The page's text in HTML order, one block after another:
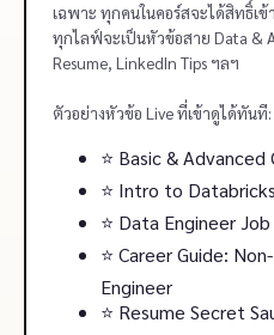
เฉพาะ ทุกคนในคอร์สจะได้สิทธิ์เ
ทุกไลฟ์จะเป็นหัวข้อสาย Data &
Resume, LinkedIn Tips ฯลฯ
ตัวอย่างหัวข้อ Live ที่เข้าดูได้ทันที:
⭐️ Basic &
⭐️ Intro to Databricks
⭐️ Data Engineer
⭐️ Career Guide:
Engineer
⭐️ Resume Secret